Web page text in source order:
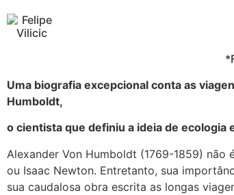
Uma biografia excepcional conta as
Humboldt,
o cientista que definiu a ideia de
Alexander Von Humboldt (1769-1859)
ou Isaac Newton. Entretanto, sua
sua caudalosa obra escrita as longas